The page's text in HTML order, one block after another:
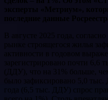
эксперты «Метриум»,
последние данные
В августе 2025 года,
рынке строящегося жилья
активности в годовом
зарегистрировано почти 6,6
(ДДУ), что на 31% больше,
было зафиксировано 5,0
года (6,5 тыс. ДДУ) спрос